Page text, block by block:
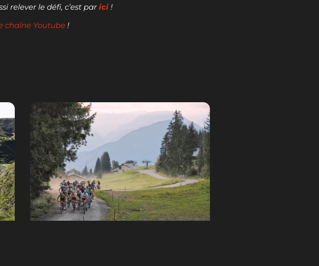
relever le défi, c’est parici !
chaîne Youtube !